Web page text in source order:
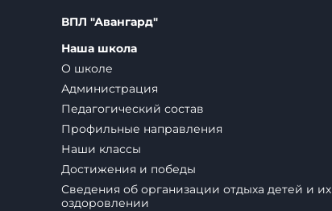
ВПЛ "Авангард"
Наша школа
О школе
Администрация
Педагогический состав
Профильные направления
Наши классы
Достижения и победы
Сведения об организации отдыха детей и их
оздоровлении